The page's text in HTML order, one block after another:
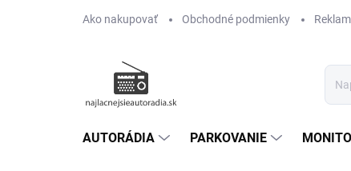
Ako nakupovať Obchodné podmienky
AUTORÁDIA PARKOVANIE